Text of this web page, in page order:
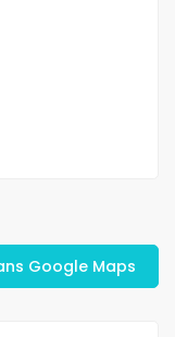
Google Maps